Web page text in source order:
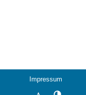
Impressum